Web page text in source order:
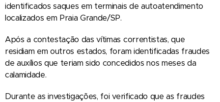
identificados saques em terminais de autoatendimento
localizados em Praia Grande/SP.
Após a contestação das vítimas correntistas, que
residiam em outros estados, foram identificadas fraudes
de auxílios que teriam sido concedidos nos meses da
calamidade.
Durante as investigações, foi verificado que as fraudes